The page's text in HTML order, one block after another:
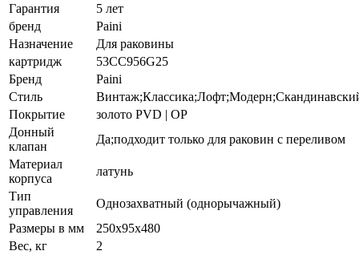
Гарантия
5 лет
бренд
Paini
Назначение
Для раковины
картридж
53CC956G25
Бренд
Paini
Стиль
Покрытие
золото PVD | OP
Донный
клапан
Да;подходит только для раковин с переливом
Материал
корпуса
латунь
Тип
управления
Однозахватный (однорычажный)
Размеры в мм
250x95x480
Вес, кг
2